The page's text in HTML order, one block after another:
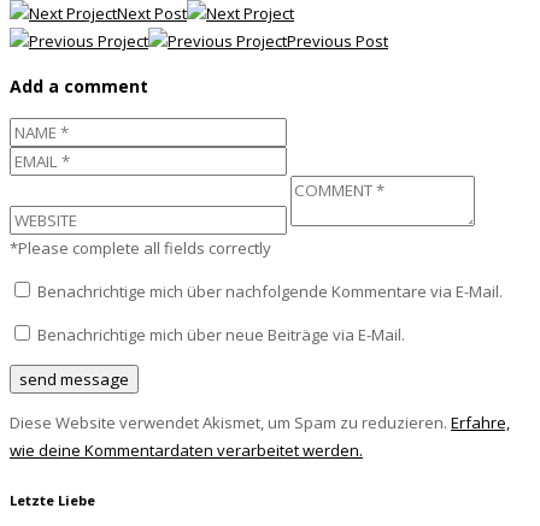
Next Post
Previous Post
Add a comment
*Please complete all fields correctly
Benachrichtige mich über nachfolgende Kommentare via E-Mail.
Benachrichtige mich über neue Beiträge via E-Mail.
Diese Website verwendet Akismet, um Spam zu reduzieren. Erfahre,
wie deine Kommentardaten verarbeitet werden.
Letzte Liebe